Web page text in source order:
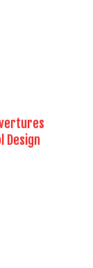
Design